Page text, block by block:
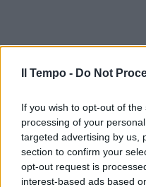
Il Tempo - Do Not
If you wish to opt-out of
processing of your
targeted advertising by us,
section to confirm your
opt-out request is
interest-based ads based